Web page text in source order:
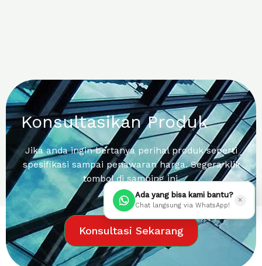
Konsultasikan Produk
Jika anda ingin bertanya perihal produk seperti
spesifikasi sampai penawaran harga. Segera klik
tombol di samping ini.
Konsultasi Sekarang
Ada yang bisa kami bantu?
Chat langsung via WhatsApp!
✕